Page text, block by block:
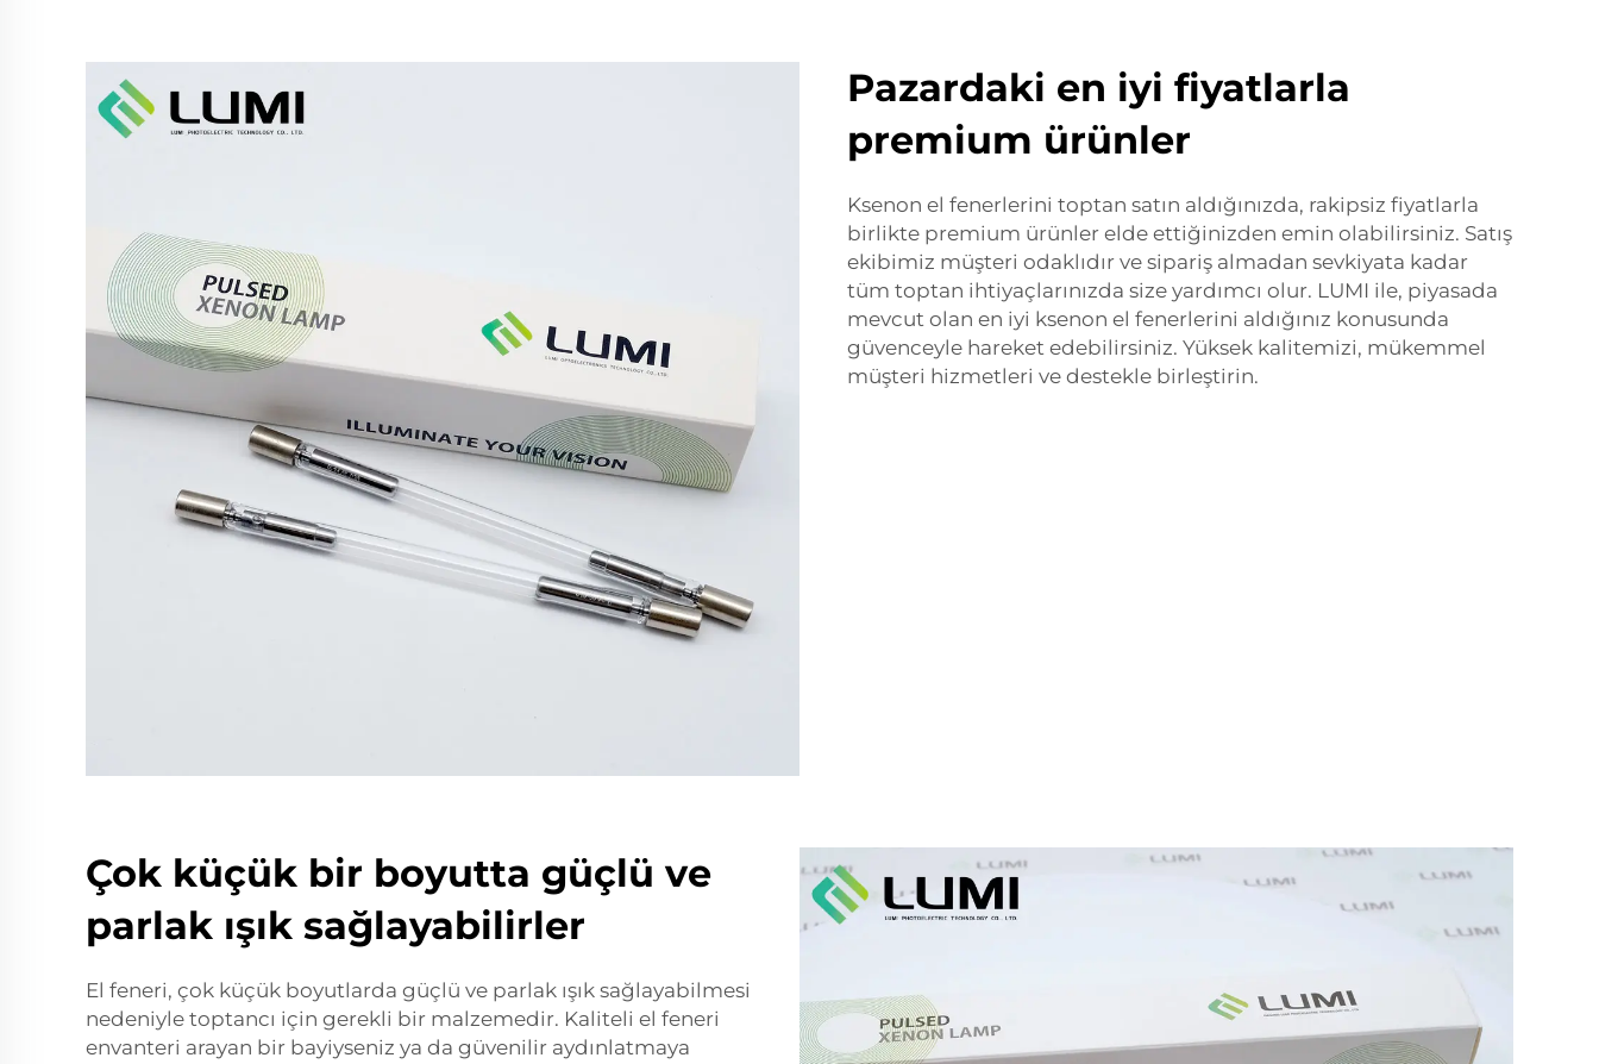
Pazardaki en iyi fiyatlarla
premium ürünler
Ksenon el fenerlerini toptan satın aldığınızda, rakipsiz fiyatlarla
birlikte premium ürünler elde ettiğinizden emin olabilirsiniz. Satış
ekibimiz müşteri odaklıdır ve sipariş almadan sevkiyata kadar
tüm toptan ihtiyaçlarınızda size yardımcı olur. LUMI ile, piyasada
mevcut olan en iyi ksenon el fenerlerini aldığınız konusunda
güvenceyle hareket edebilirsiniz. Yüksek kalitemizi, mükemmel
müşteri hizmetleri ve destekle birleştirin.
Çok küçük bir boyutta güçlü ve
parlak ışık sağlayabilirler
El feneri, çok küçük boyutlarda güçlü ve parlak ışık sağlayabilmesi
nedeniyle toptancı için gerekli bir malzemedir. Kaliteli el feneri
envanteri arayan bir bayiyseniz ya da güvenilir aydınlatmaya